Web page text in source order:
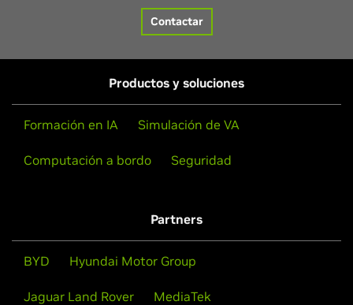
Contactar
Productos y soluciones
Formación en IA Simulación de VA
Computación a bordo Seguridad
Partners
BYD Hyundai Motor Group
Jaguar Land Rover MediaTek